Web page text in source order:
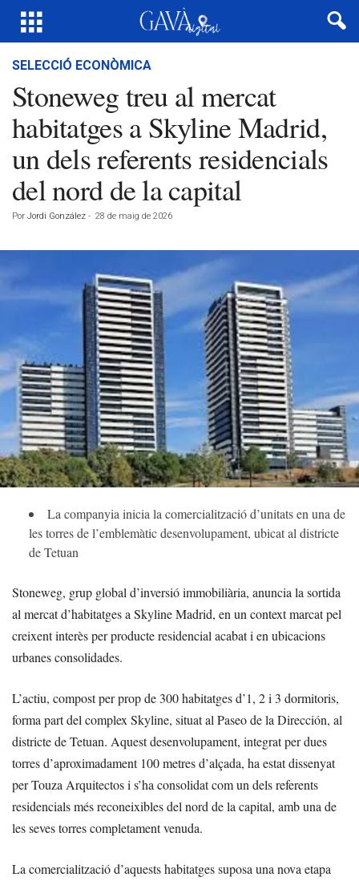
SELECCIÓ ECONÒMICA
Stoneweg treu al mercat
habitatges a Skyline Madrid,
un dels referents residencials
del nord de la capital
Por Jordi González - 28 de maig de 2026
La companyia inicia la comercialització d’unitats en una de
les torres de l’emblemàtic desenvolupament, ubicat al districte
de Tetuan
Stoneweg, grup global d’inversió immobiliària, anuncia la sortida
al mercat d’habitatges a Skyline Madrid, en un context marcat pel
creixent interès per producte residencial acabat i en ubicacions
urbanes consolidades.
L’actiu, compost per prop de 300 habitatges d’1, 2 i 3 dormitoris,
forma part del complex Skyline, situat al Paseo de la Dirección, al
districte de Tetuan. Aquest desenvolupament, integrat per dues
torres d’aproximadament 100 metres d’alçada, ha estat dissenyat
per Touza Arquitectos i s’ha consolidat com un dels referents
residencials més reconeixibles del nord de la capital, amb una de
les seves torres completament venuda.
La comercialització d’aquests habitatges suposa una nova etapa